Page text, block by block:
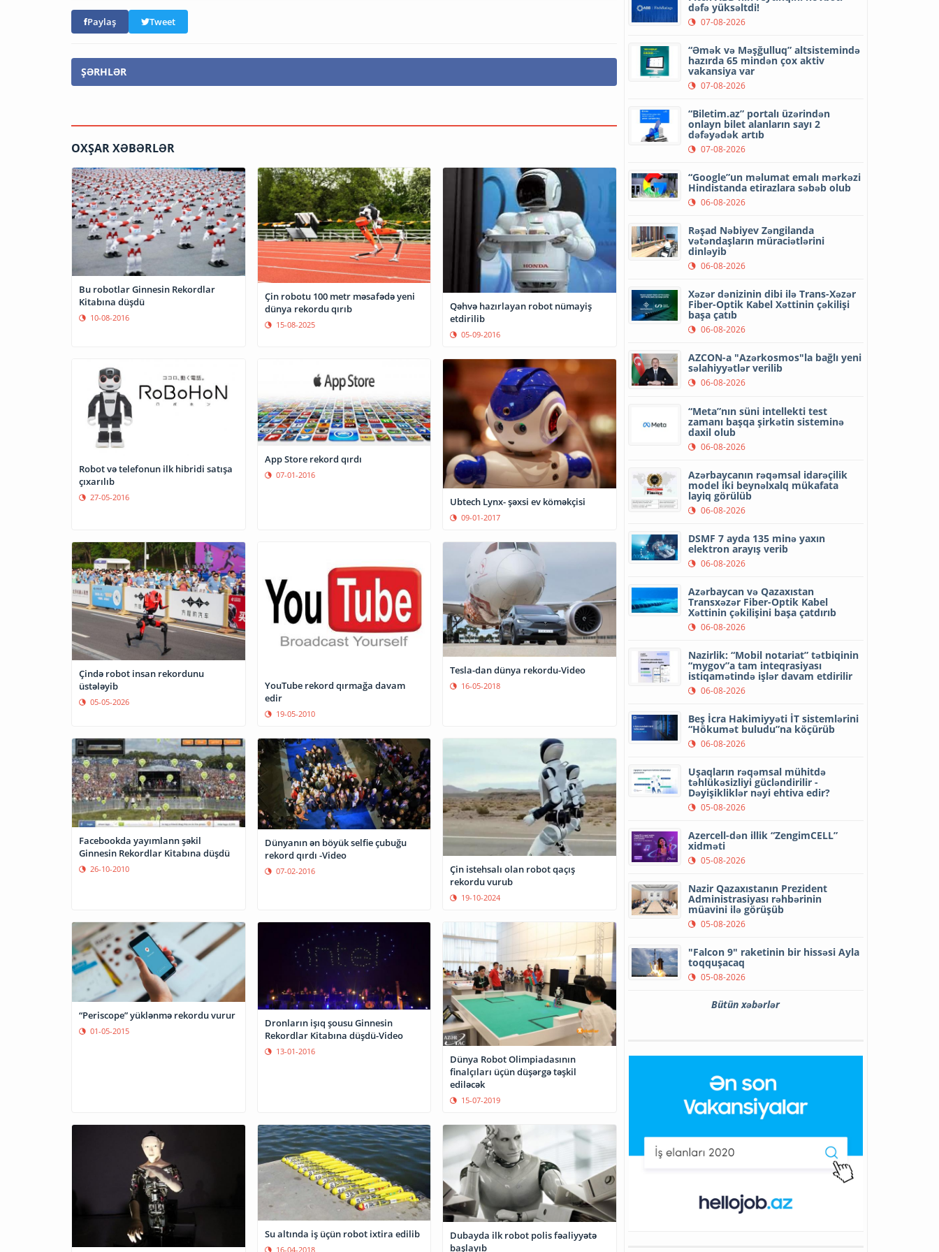
Paylaş Tweet
ŞƏRHLƏR
OXŞAR XƏBƏRLƏR
Bu robotlar Ginnesin Rekordlar
Kitabına düşdü
10-08-2016
Çin robotu 100 metr məsafədə yeni
dünya rekordu qırıb
15-08-2025
Qəhvə hazırlayan robot nümayiş
etdirilib
05-09-2016
Robot və telefonun ilk hibridi satışa
çıxarılıb
27-05-2016
App Store rekord qırdı
07-01-2016
Ubtech Lynx- şəxsi ev köməkçisi
09-01-2017
Çində robot insan rekordunu
üstələyib
05-05-2026
YouTube rekord qırmağa davam
edir
19-05-2010
Tesla-dan dünya rekordu-Video
16-05-2018
Facebookda yayımlann şəkil
Ginnesin Rekordlar Kitabına düşdü
26-10-2010
Dünyanın ən böyük selfie çubuğu
rekord qırdı -Video
07-02-2016
Çin istehsalı olan robot qaçış
rekordu vurub
19-10-2024
“Periscope” yüklənmə rekordu vurur
01-05-2015
Dronların işıq şousu Ginnesin
Rekordlar Kitabına düşdü-Video
13-01-2016
Dünya Robot Olimpiadasının
finalçıları üçün düşərgə təşkil
ediləcək
15-07-2019
Su altında iş üçün robot ixtira edilib
16-04-2018
Dubayda ilk robot polis fəaliyyətə
başlayıb
dəfə yüksəltdi!
07-08-2026
“Əmək və Məşğulluq” altsistemində
hazırda 65 mindən çox aktiv
vakansiya var
07-08-2026
“Biletim.az” portalı üzərindən
onlayn bilet alanların sayı 2
dəfəyədək artıb
07-08-2026
“Google”un məlumat emalı mərkəzi
Hindistanda etirazlara səbəb olub
06-08-2026
Rəşad Nəbiyev Zəngilanda
vətəndaşların müraciətlərini
dinləyib
06-08-2026
Xəzər dənizinin dibi ilə Trans-Xəzər
Fiber-Optik Kabel Xəttinin çəkilişi
başa çatıb
06-08-2026
AZCON-a "Azərkosmos"la bağlı yeni
səlahiyyətlər verilib
06-08-2026
“Meta”nın süni intellekti test
zamanı başqa şirkətin sisteminə
daxil olub
06-08-2026
Azərbaycanın rəqəmsal idarəçilik
model iki beynəlxalq mükafata
layiq görülüb
06-08-2026
DSMF 7 ayda 135 minə yaxın
elektron arayış verib
06-08-2026
Azərbaycan və Qazaxıstan
Transxəzər Fiber-Optik Kabel
Xəttinin çəkilişini başa çatdırıb
06-08-2026
Nazirlik: “Mobil notariat” tətbiqinin
“mygov”a tam inteqrasiyası
istiqamətində işlər davam etdirilir
06-08-2026
Beş İcra Hakimiyyəti İT sistemlərini
“Hökumət buludu”na köçürüb
06-08-2026
Uşaqların rəqəmsal mühitdə
təhlükəsizliyi gücləndirilir -
Dəyişikliklər nəyi ehtiva edir?
05-08-2026
Azercell-dən illik “ZengimCELL”
xidməti
05-08-2026
Nazir Qazaxıstanın Prezident
Administrasiyası rəhbərinin
müavini ilə görüşüb
05-08-2026
"Falcon 9" raketinin bir hissəsi Ayla
toqquşacaq
05-08-2026
Bütün xəbərlər